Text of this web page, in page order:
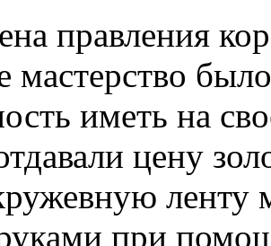
правления
мастерство
иметь на
цену
ленту
при